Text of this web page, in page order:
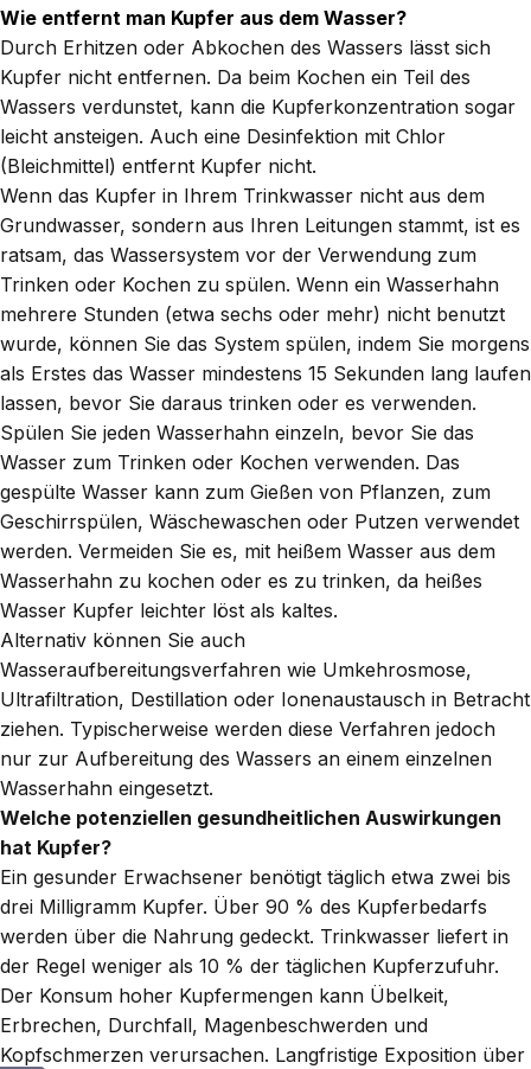
Wie entfernt man Kupfer aus dem Wasser?
Durch Erhitzen oder Abkochen des Wassers lässt sich
Kupfer nicht entfernen. Da beim Kochen ein Teil des
Wassers verdunstet, kann die Kupferkonzentration sogar
leicht ansteigen. Auch eine Desinfektion mit Chlor
(Bleichmittel) entfernt Kupfer nicht.
Wenn das Kupfer in Ihrem Trinkwasser nicht aus dem
Grundwasser, sondern aus Ihren Leitungen stammt, ist es
ratsam, das Wassersystem vor der Verwendung zum
Trinken oder Kochen zu spülen. Wenn ein Wasserhahn
mehrere Stunden (etwa sechs oder mehr) nicht benutzt
wurde, können Sie das System spülen, indem Sie morgens
als Erstes das Wasser mindestens 15 Sekunden lang laufen
lassen, bevor Sie daraus trinken oder es verwenden.
Spülen Sie jeden Wasserhahn einzeln, bevor Sie das
Wasser zum Trinken oder Kochen verwenden. Das
gespülte Wasser kann zum Gießen von Pflanzen, zum
Geschirrspülen, Wäschewaschen oder Putzen verwendet
werden. Vermeiden Sie es, mit heißem Wasser aus dem
Wasserhahn zu kochen oder es zu trinken, da heißes
Wasser Kupfer leichter löst als kaltes.
Alternativ können Sie auch
Wasseraufbereitungsverfahren wie Umkehrosmose,
Ultrafiltration, Destillation oder Ionenaustausch in Betracht
ziehen. Typischerweise werden diese Verfahren jedoch
nur zur Aufbereitung des Wassers an einem einzelnen
Wasserhahn eingesetzt.
Welche potenziellen gesundheitlichen Auswirkungen
hat Kupfer?
Ein gesunder Erwachsener benötigt täglich etwa zwei bis
drei Milligramm Kupfer. Über 90 % des Kupferbedarfs
werden über die Nahrung gedeckt. Trinkwasser liefert in
der Regel weniger als 10 % der täglichen Kupferzufuhr.
Der Konsum hoher Kupfermengen kann Übelkeit,
Erbrechen, Durchfall, Magenbeschwerden und
Kopfschmerzen verursachen. Langfristige Exposition über